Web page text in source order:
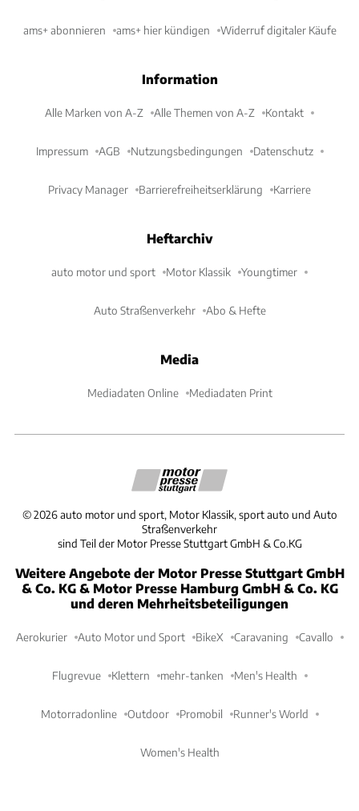
ams+ abonnieren ams+ hier kündigen Widerruf digitaler Käufe
Information
Alle Marken von A-Z Alle Themen von A-Z Kontakt
Impressum AGB Nutzungsbedingungen Datenschutz
Privacy Manager Barrierefreiheitserklärung Karriere
Heftarchiv
auto motor und sport Motor Klassik Youngtimer
Auto Straßenverkehr Abo & Hefte
Media
Mediadaten Online Mediadaten Print
©2026 auto motor und sport, Motor Klassik, sport auto und Auto
Straßenverkehr
sind Teil der Motor Presse Stuttgart GmbH & Co.KG
Weitere Angebote der Motor Presse Stuttgart GmbH
& Co. KG & Motor Presse Hamburg GmbH & Co. KG
und deren Mehrheitsbeteiligungen
Aerokurier Auto Motor und Sport BikeX Caravaning Cavallo
Flugrevue Klettern mehr-tanken Men's Health
Motorradonline Outdoor Promobil Runner's World
Women's Health